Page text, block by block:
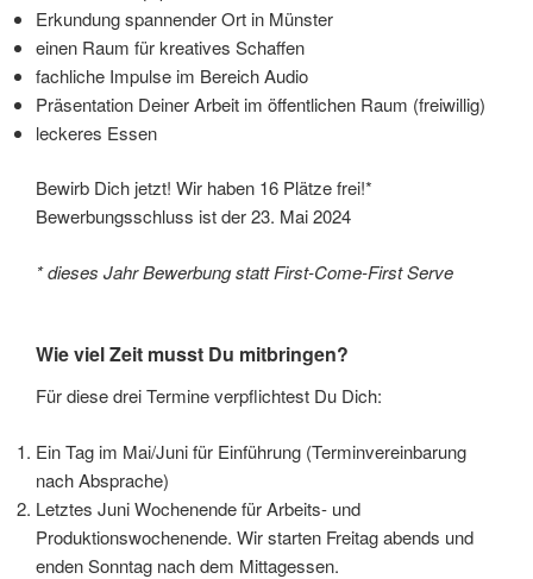
Erkundung spannender Ort in Münster
einen Raum für kreatives Schaffen
fachliche Impulse im Bereich Audio
Präsentation Deiner Arbeit im öffentlichen Raum (freiwillig)
leckeres Essen
Bewirb Dich jetzt! Wir haben 16 Plätze frei!*
Bewerbungsschluss ist der 23. Mai 2024
* dieses Jahr Bewerbung statt First-Come-First Serve
Wie viel Zeit musst Du mitbringen?
Für diese drei Termine verpflichtest Du Dich:
Ein Tag im Mai/Juni für Einführung (Terminvereinbarung
nach Absprache)
Letztes Juni Wochenende für Arbeits- und
Produktionswochenende. Wir starten Freitag abends und
enden Sonntag nach dem Mittagessen.